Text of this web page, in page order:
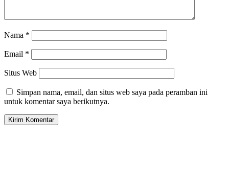
Nama *
Email *
Situs Web
Simpan nama, email, dan situs web saya pada peramban ini
untuk komentar saya berikutnya.